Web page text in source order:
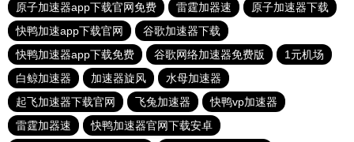
原子加速器app下载官网免费
雷霆加器速
原子加速器下载
快鸭加速app下载官网
谷歌加速器下载
快鸭加速器app下载免费
谷歌网络加速器免费版
1元机场
白鲸加速器
加速器旋风
水母加速器
起飞加速器下载官网
飞兔加速器
快鸭vp加速器
雷霆加器速
快鸭加速器官网下载安卓